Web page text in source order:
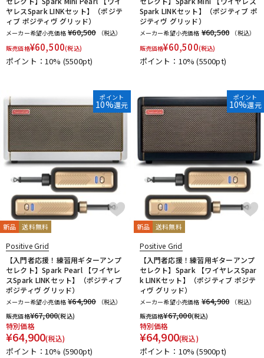
ヤレスSpark LINKセット】（ポジテ
ィブ ポジティヴ グリッド）
メーカー希望小売価格 ¥60,500
（税込）
販売価格¥60,500(税込)
ポイント：10% (5500pt)
Spark LINKセット】（ポジティブ ポ
ジティヴ グリッド）
メーカー希望小売価格 ¥60,500
（税込）
販売価格¥60,500(税込)
ポイント：10%(5500pt)
ポイント
10%還元
新品 送料無料
Positive Grid
【入門者応援！練習用ギターアンプ
セレクト】Spark Pearl 【ワイヤレ
スSpark LINKセット】（ポジティブ
ポジティヴ グリッド）
メーカー希望小売価格 ¥64,900
（税込）
販売価格¥67,000(税込)
特別価格
¥64,900(税込)
ポイント：10% (5900pt)
ポイント
10%還元
新品 送料無料
Positive Grid
【入門者応援！練習用ギターアンプ
セレクト】Spark 【ワイヤレスSpar
k LINKセット】（ポジティブ ポジテ
ィヴ グリッド）
メーカー希望小売価格 ¥64,900
（税込）
販売価格¥67,000(税込)
特別価格
¥64,900(税込)
ポイント：10%(5900pt)